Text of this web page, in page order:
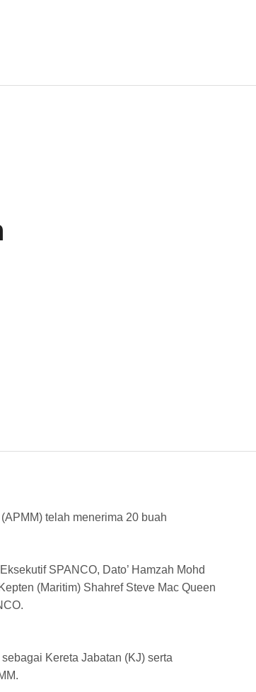
telah menerima 20 buah
SPANCO, Dato’ Hamzah Mohd
(Maritim) Shahref Steve Mac Queen
Kereta Jabatan (KJ) serta